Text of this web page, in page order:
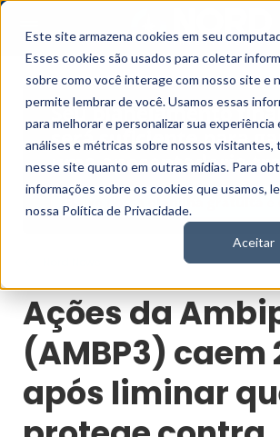
Este site armazena cookies em seu
Esses cookies são usados para coletar
sobre como você interage com nosso site e
permite lembrar de você. Usamos essas
para melhorar e personalizar sua experiência
análises e métricas sobre nossos visitantes,
nesse site quanto em outras mídias. Para
informações sobre os cookies que usamos,
nossa Política de Privacidade.
Aceitar
Ações da Ambipar (AMBP3) caem 24% após
Ações da
(AMBP3) caem
após liminar